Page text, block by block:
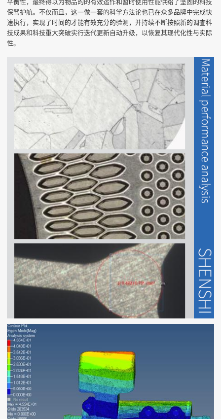
平衡性，最终得以为物品的的有效运作和暂时使用性能供给了坚固的科技
保驾护航。不仅而且，这一做一套的科学方法论也已在众多品牌中完成快
速执行，实现了时间的才能有效充分的验测，并持续不断按照新的调查科
技成果和科技重大突破实行迭代更新自动升级，以恢复其现代化性与实际
性。